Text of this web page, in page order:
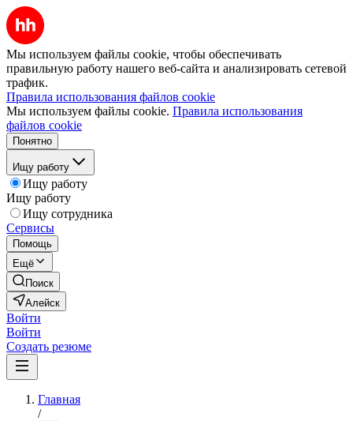
Мы используем файлы cookie, чтобы обеспечивать
правильную работу нашего веб-сайта и анализировать сетевой
трафик.
Правила использования файлов cookie
Мы используем файлы cookie. Правила использования
файлов cookie
Понятно
Ищу работу
Ищу работу
Ищу работу
Ищу сотрудника
Сервисы
Помощь
Ещё
Поиск
Алейск
Войти
Войти
Создать резюме
Главная
/